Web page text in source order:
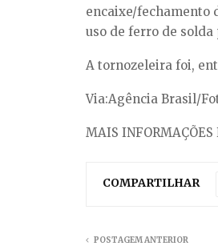
encaixe/fechamento
uso de ferro de
A tornozeleira foi,
Via:Agência Brasil/
MAIS INFORMAÇÕES
COMPARTILHAR
POSTAGEM ANTERIOR